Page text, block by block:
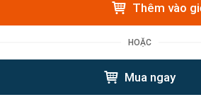
Thêm vào
HOẶC
Mua ngay